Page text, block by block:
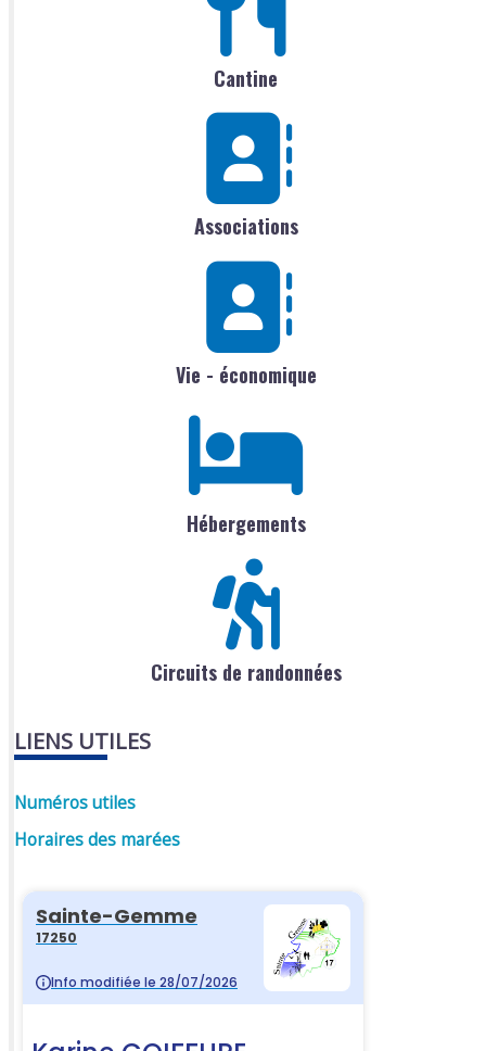
Cantine
Associations
Vie - économique
Hébergements
Circuits de randonnées
LIENS UTILES
Numéros utiles
Horaires des marées